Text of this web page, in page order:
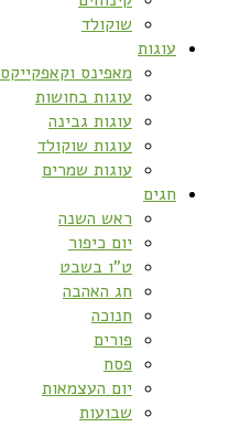
שוקולד
עוגות
מאפינס וקאפקייקס
עוגות בחושות
עוגות גבינה
עוגות שוקולד
עוגות שמרים
חגים
ראש השנה
יום כיפור
ט”ו בשבט
חג האהבה
חנוכה
פורים
פסח
יום העצמאות
שבועות